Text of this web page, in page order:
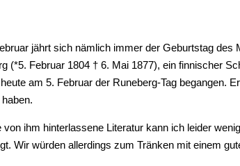
jährt sich nämlich immer der Geburtstag
(*5. Februar 1804 † 6. Mai 1877), ein finnischer
am 5. Februar der Runeberg-Tag begangen.
von ihm hinterlassene Literatur kann ich leider
Wir würden allerdings zum Tränken mit einem